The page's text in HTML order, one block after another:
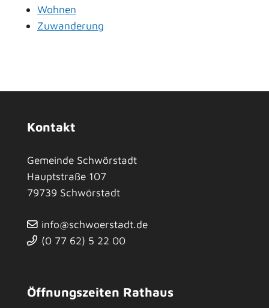
Wohnen
Zuwanderung
Kontakt
Gemeinde Schwörstadt
Hauptstraße 107
79739 Schwörstadt
info@schwoerstadt.de
(0 77 62) 5 22 00
Öffnungszeiten Rathaus